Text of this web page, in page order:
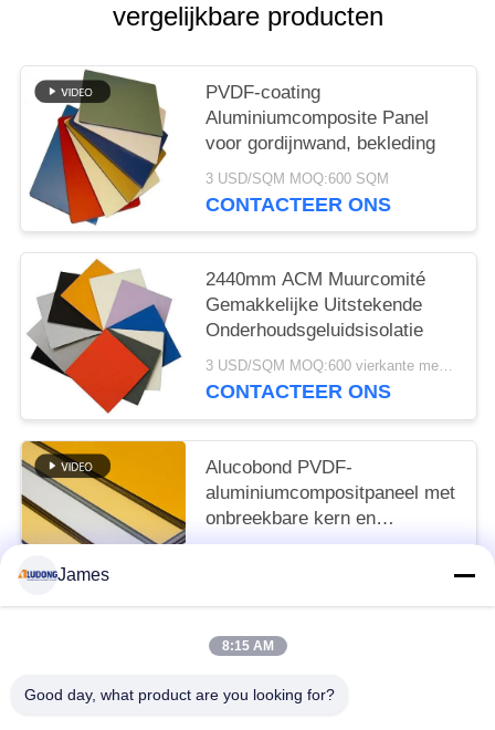
vergelijkbare producten
PVDF-coating
Aluminiumcomposite Panel
voor gordijnwand, bekleding
3 USD/SQM MOQ:600 SQM
CONTACTEER ONS
2440mm ACM Muurcomité
Gemakkelijke Uitstekende
Onderhoudsgeluidsisolatie
3 USD/SQM MOQ:600 vierkante meters
CONTACTEER ONS
Alucobond PVDF-
aluminiumcompositpaneel met
onbreekbare kern en
glanzende oppervlakte
James
8:15 AM
Good day, what product are you looking for?